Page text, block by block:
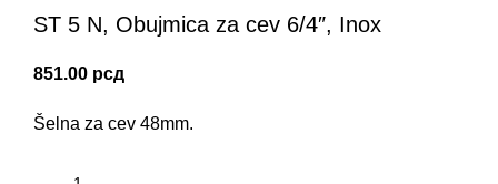
ST 5 N, Obujmica za cev 6/4″, Inox
851.00 рсд
Šelna za cev 48mm.